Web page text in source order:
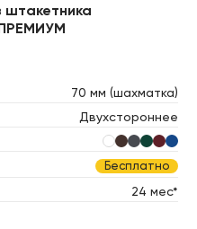
штакетника
ПРЕМИУМ
70 мм (шахматка)
Двухстороннее
Бесплатно
24 мес*